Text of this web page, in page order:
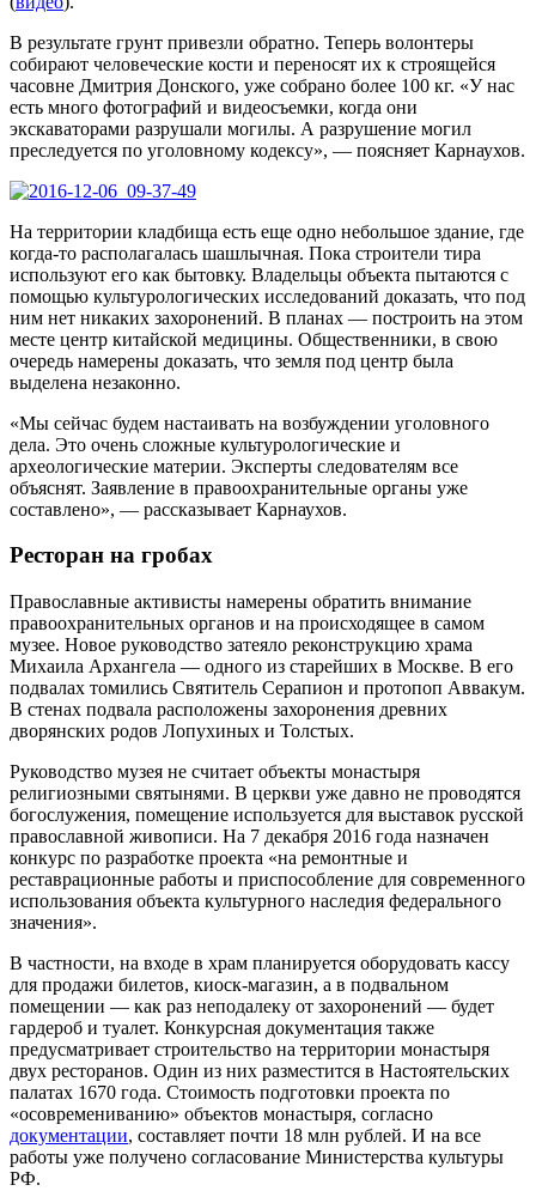
В результате грунт привезли обратно. Теперь волонтеры
собирают человеческие кости и переносят их к строящейся
часовне Дмитрия Донского, уже собрано более 100 кг. «У нас
есть много фотографий и видеосъемки, когда они
экскаваторами разрушали могилы. А разрушение могил
преследуется по уголовному кодексу», — поясняет Карнаухов.
На территории кладбища есть еще одно небольшое здание, где
когда-то располагалась шашлычная. Пока строители тира
используют его как бытовку. Владельцы объекта пытаются с
помощью культурологических исследований доказать, что под
ним нет никаких захоронений. В планах — построить на этом
месте центр китайской медицины. Общественники, в свою
очередь намерены доказать, что земля под центр была
выделена незаконно.
«Мы сейчас будем настаивать на возбуждении уголовного
дела. Это очень сложные культурологические и
археологические материи. Эксперты следователям все
объяснят. Заявление в правоохранительные органы уже
составлено», — рассказывает Карнаухов.
Ресторан на гробах
Православные активисты намерены обратить внимание
правоохранительных органов и на происходящее в самом
музее. Новое руководство затеяло реконструкцию храма
Михаила Архангела — одного из старейших в Москве. В его
подвалах томились Святитель Серапион и протопоп Аввакум.
В стенах подвала расположены захоронения древних
дворянских родов Лопухиных и Толстых.
Руководство музея не считает объекты монастыря
религиозными святынями. В церкви уже давно не проводятся
богослужения, помещение используется для выставок русской
православной живописи. На 7 декабря 2016 года назначен
конкурс по разработке проекта «на ремонтные и
реставрационные работы и приспособление для современного
использования объекта культурного наследия федерального
значения».
В частности, на входе в храм планируется оборудовать кассу
для продажи билетов, киоск-магазин, а в подвальном
помещении — как раз неподалеку от захоронений — будет
гардероб и туалет. Конкурсная документация также
предусматривает строительство на территории монастыря
двух ресторанов. Один из них разместится в Настоятельских
палатах 1670 года. Стоимость подготовки проекта по
«осовремениванию» объектов монастыря, согласно
документации, составляет почти 18 млн рублей. И на все
работы уже получено согласование Министерства культуры
РФ.